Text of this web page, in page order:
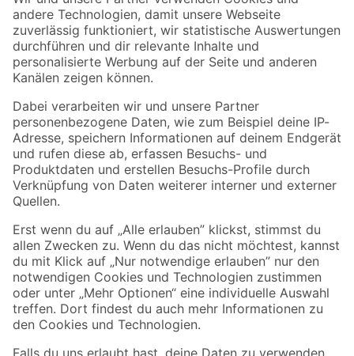
Zur Newsletter Anmeldung
Folge uns
Zahlungsarten Versandarten
Sicher einkaufen
Jetzt die toom-App herunterladen